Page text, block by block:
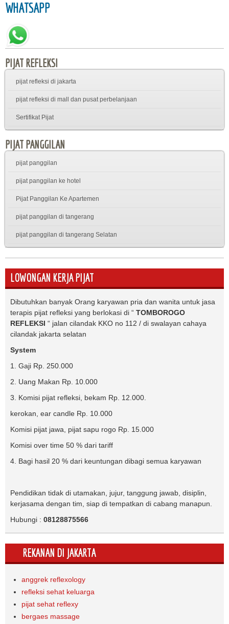
WHATSAPP
PIJAT REFLEKSI
pijat refleksi di jakarta
pijat refleksi di mall dan pusat perbelanjaan
Sertifikat Pijat
PIJAT PANGGILAN
pijat panggilan
pijat panggilan ke hotel
Pijat Panggilan Ke Apartemen
pijat panggilan di tangerang
pijat panggilan di tangerang Selatan
LOWONGAN KERJA PIJAT
Dibutuhkan banyak Orang karyawan pria dan wanita untuk jasa
terapis pijat refleksi yang berlokasi di “ TOMBOROGO
REFLEKSI “ jalan cilandak KKO no 112 / di swalayan cahaya
cilandak jakarta selatan
System
1. Gaji Rp. 250.000
2. Uang Makan Rp. 10.000
3. Komisi pijat refleksi, bekam Rp. 12.000.
kerokan, ear candle Rp. 10.000
Komisi pijat jawa, pijat sapu rogo Rp. 15.000
Komisi over time 50 % dari tariff
4. Bagi hasil 20 % dari keuntungan dibagi semua karyawan
Pendidikan tidak di utamakan, jujur, tanggung jawab, disiplin,
kerjasama dengan tim, siap di tempatkan di cabang manapun.
Hubungi : 08128875566
REKANAN DI JAKARTA
anggrek reflexology
refleksi sehat keluarga
pijat sehat reflexy
bergaes massage